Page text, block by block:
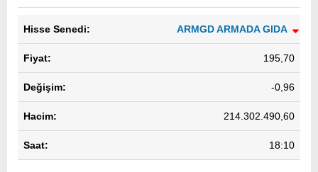
ARMGD ARMADA GIDA
195,70
-0,96
214.302.490,60
18:10